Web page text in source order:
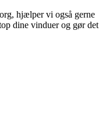
hjælper vi også gerne
dine vinduer og gør det